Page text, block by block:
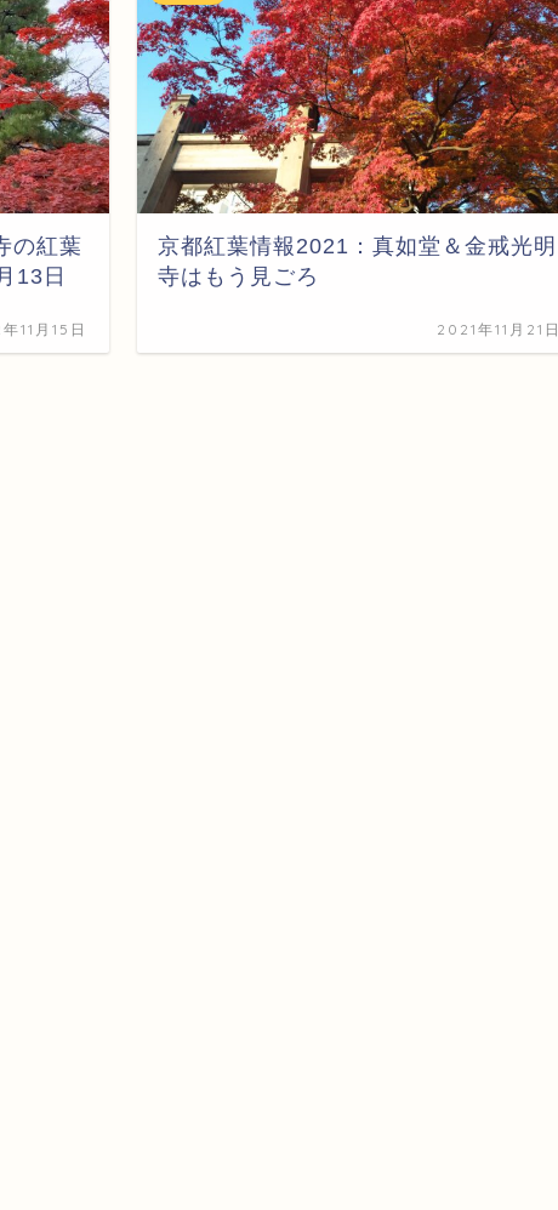
の紅葉
13日
11月15日
京都紅葉情報2021：真如堂＆金戒光明
寺はもう見ごろ
2021年11月21日